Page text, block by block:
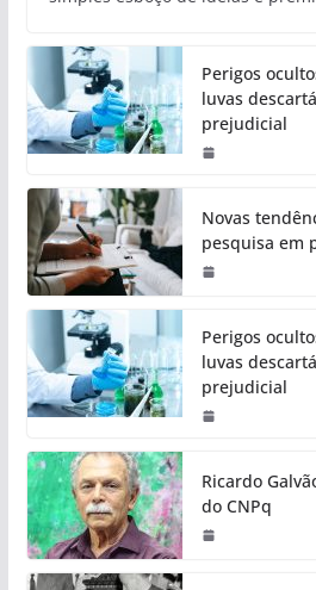
Perigos
luvas
prejudicial
Novas
pesquisa em
Perigos
luvas
prejudicial
Ricardo
do CNPq